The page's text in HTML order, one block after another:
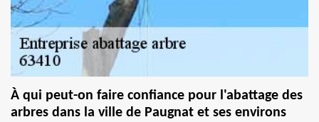
À qui peut-on faire confiance pour l'abattage des
arbres dans la ville de Paugnat et ses environs